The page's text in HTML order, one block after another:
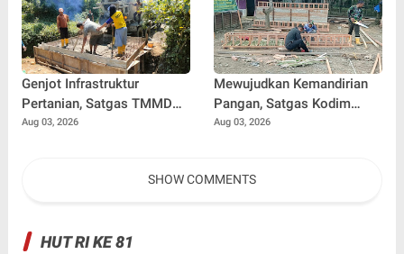
Genjot Infrastruktur
Pertanian, Satgas TMMD
Ke-129 Kebut Pengecoran
Aug 03, 2026
Mewujudkan Kemandirian
Pangan, Satgas Kodim
0102/Pidie Bangun
Aug 03, 2026
SHOW COMMENTS
HUT RI KE 81